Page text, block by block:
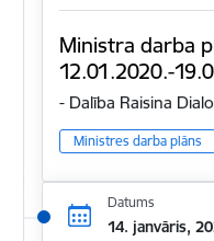
Ministra darba
12.01.2020.-
- Dalība Raisina
Ministres darba plāns
Datums
14. janvāris,